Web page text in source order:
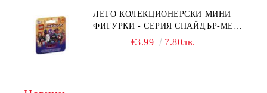
ЛЕГО КОЛЕКЦИОНЕРСКИ МИНИ
ФИГУРКИ - СЕРИЯ СПАЙДЪР-МЕН:
ПРЕЗ СПАЙДИ-ВСЕЛЕНАТА 71050
€3.99 7.80лв.